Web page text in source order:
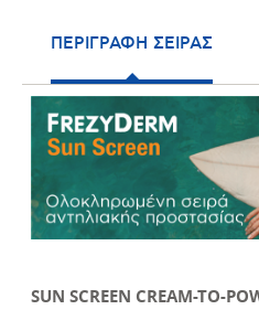
ΠΕΡΙΓΡΑΦΗ ΣΕΙΡΑΣ
SUN SCREEN CREAM-TO-